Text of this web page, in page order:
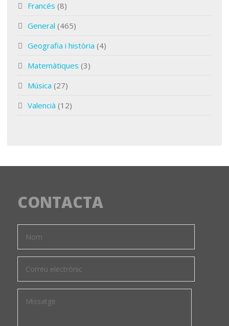
Francés (8)
General (465)
Geografia i història (4)
Matemàtiques (3)
Música (27)
Valencià (12)
CONTACTA